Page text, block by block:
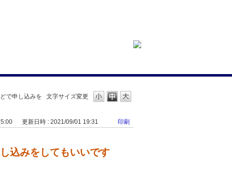
文字サイズ変更
で申し込みを
更新日時 : 2021/09/01 19:31 印刷
込みをしてもいいです